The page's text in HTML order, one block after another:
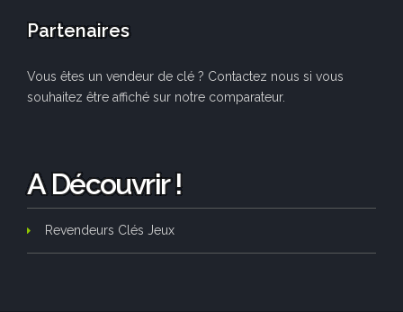
Partenaires
Vous êtes un vendeur de clé ? Contactez nous si vous
souhaitez être affiché sur notre comparateur.
A Découvrir !
Revendeurs Clés Jeux